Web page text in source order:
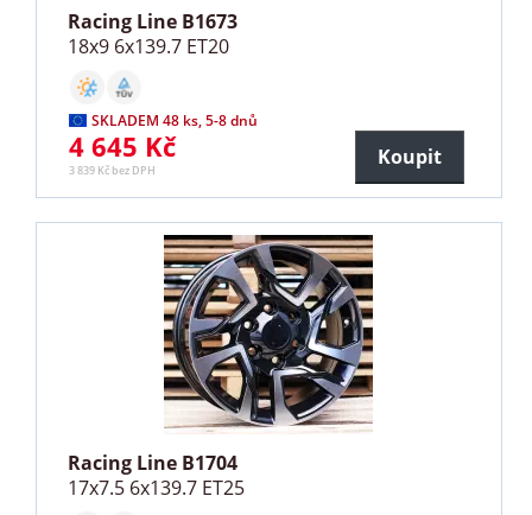
Racing Line B1673
18x9 6x139.7 ET20
SKLADEM 48 ks, 5-8 dnů
4 645 Kč
3 839 Kč bez DPH
Koupit
Racing Line B1704
17x7.5 6x139.7 ET25